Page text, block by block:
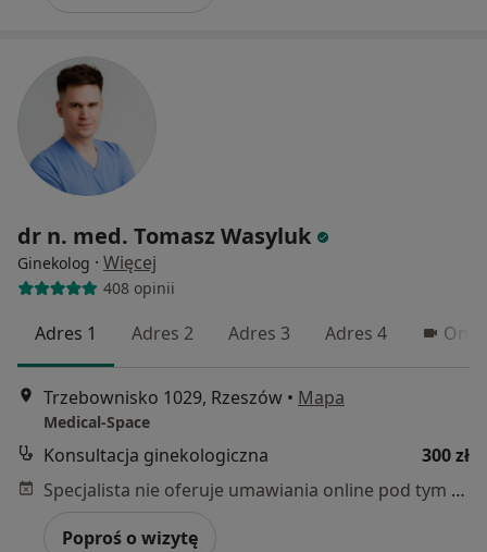
dr n. med. Tomasz Wasyluk
Ginekolog · Więcej
408 opinii
Adres 1 Adres 2 Adres 3 Adres 4
Trzebownisko 1029, Rzeszów • Mapa
Medical-Space
Konsultacja ginekologiczna
300 zł
Specjalista nie oferuje umawiania online pod tym adresem.
Poproś o wizytę